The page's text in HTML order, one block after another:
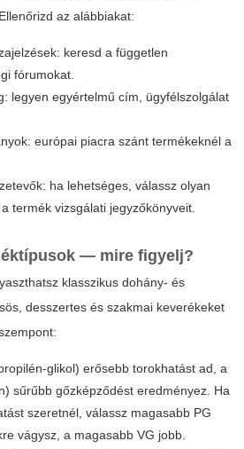
az alábbiakat:
keresd a független
fórumokat.
legyen egyértelmű cím, ügyfélszolgálat
európai piacra szánt termékeknél a
ha lehetséges, válassz olyan
termék vizsgálati jegyzőkönyveit.
— mire figyelj?
klasszikus dohány- és
desszertes és szakmai keverékeket
glikol) erősebb torokhatást ad, a
sűrűbb gőzképződést eredményez. Ha
szeretnél, válassz magasabb PG
vágysz, a magasabb VG jobb.